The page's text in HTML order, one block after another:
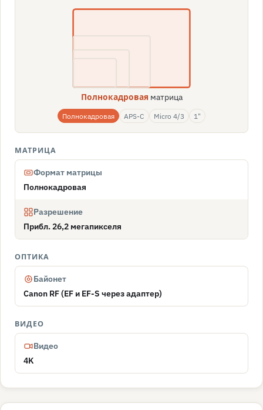
Полнокадровая матрица
Полнокадровая APS-C Micro 4/3 1"
МАТРИЦА
Формат матрицы
Полнокадровая
Разрешение
Прибл. 26,2 мегапикселя
ОПТИКА
Байонет
Canon RF (EF и EF-S через адаптер)
ВИДЕО
Видео
4K